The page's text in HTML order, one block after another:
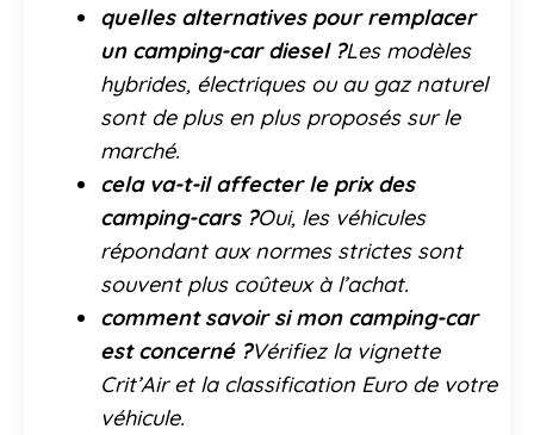
quelles alternatives pour remplacer
un camping-car diesel ?Les modèles
hybrides, électriques ou au gaz naturel
sont de plus en plus proposés sur le
marché.
cela va-t-il affecter le prix des
camping-cars ?Oui, les véhicules
répondant aux normes strictes sont
souvent plus coûteux à l’achat.
comment savoir si mon camping-car
est concerné ?Vérifiez la vignette
Crit’Air et la classification Euro de votre
véhicule.